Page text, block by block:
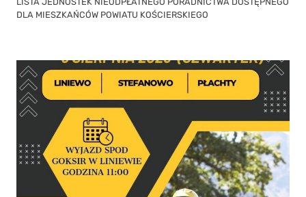
DLA MIESZKAŃCÓW POWIATU KOŚCIERSKIEGO